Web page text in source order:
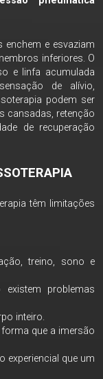
e esvaziam
inferiores. O
e linfa acumulada
de alívio,
podem ser
cansadas, retenção
de recuperação
têm limitações
treino, sono e
problemas
inteiro.
que a imersão
experiencial que um